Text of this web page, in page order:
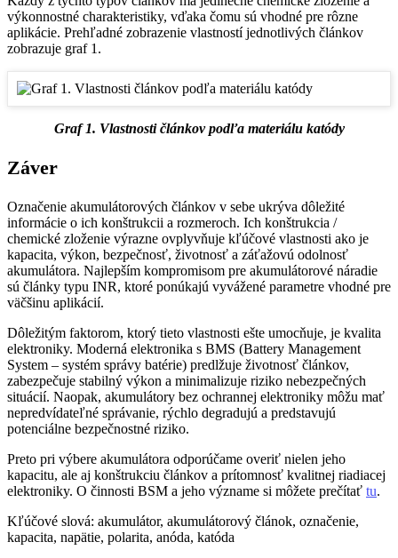
výkonnostné charakteristiky, vďaka čomu sú vhodné pre rôzne
aplikácie. Prehľadné zobrazenie vlastností jednotlivých článkov
zobrazuje graf 1.
Graf 1. Vlastnosti článkov podľa materiálu katódy
Záver
Označenie akumulátorových článkov v sebe ukrýva dôležité
informácie o ich konštrukcii a rozmeroch. Ich konštrukcia /
chemické zloženie výrazne ovplyvňuje kľúčové vlastnosti ako je
kapacita, výkon, bezpečnosť, životnosť a záťažovú odolnosť
akumulátora. Najlepším kompromisom pre akumulátorové náradie
sú články typu INR, ktoré ponúkajú vyvážené parametre vhodné pre
väčšinu aplikácií.
Dôležitým faktorom, ktorý tieto vlastnosti ešte umocňuje, je kvalita
elektroniky. Moderná elektronika s BMS (Battery Management
System – systém správy batérie) predlžuje životnosť článkov,
zabezpečuje stabilný výkon a minimalizuje riziko nebezpečných
situácií. Naopak, akumulátory bez ochrannej elektroniky môžu mať
nepredvídateľné správanie, rýchlo degradujú a predstavujú
potenciálne bezpečnostné riziko.
Preto pri výbere akumulátora odporúčame overiť nielen jeho
kapacitu, ale aj konštrukciu článkov a prítomnosť kvalitnej riadiacej
elektroniky. O činnosti BSM a jeho význame si môžete prečítať tu.
Kľúčové slová: akumulátor, akumulátorový článok, označenie,
kapacita, napätie, polarita, anóda, katóda